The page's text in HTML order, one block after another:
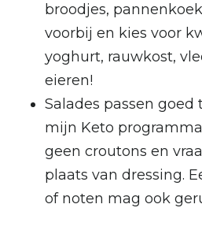
broodjes,
voorbij en kies voor
yoghurt, rauwkost,
eieren!
Salades passen goed
mijn Keto
geen croutons en
plaats van dressing.
of noten mag ook